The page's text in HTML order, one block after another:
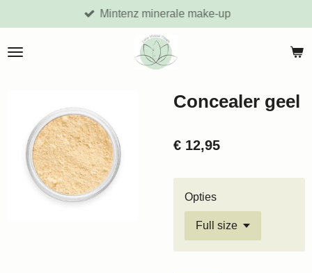
direct
naar
Mintenz minerale make-up
Concealer geel
€ 12,95
Opties